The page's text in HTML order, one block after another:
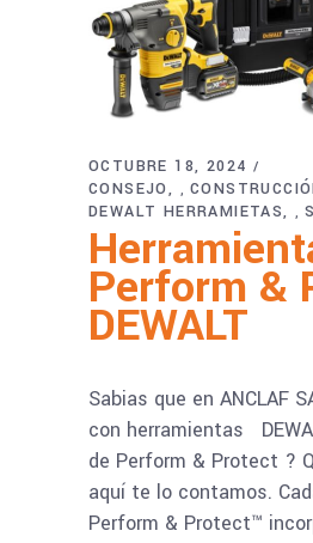
OCTUBRE 18, 2024
CONSEJO
,
DEWALT HERRAMIETAS ,
Perform &
DEWALT
Sabias que en ANCLAF
con herramientas
de Perform & Protect ?
aquí te lo contamos.
Perform & Protect™